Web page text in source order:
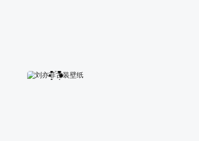
鞠婧祎白发狐狸造型美女桌面壁纸